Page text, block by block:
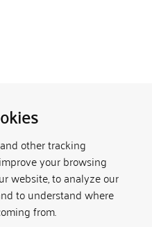
other tracking
your browsing
website, to analyze our
to understand where
from.